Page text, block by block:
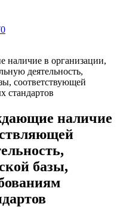
в организации,
деятельность,
соответствующей
стандартов
наличие
базы,